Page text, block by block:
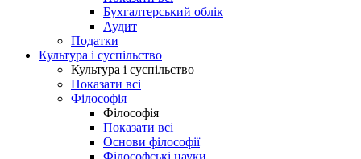
Бухгалтерський облік
Аудит
Податки
Культура і суспільство
Культура і суспільство
Показати всі
Філософія
Філософія
Показати всі
Основи філософії
Філософські науки